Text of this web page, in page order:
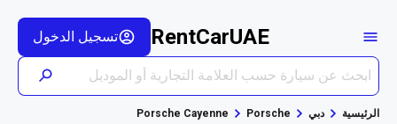
RentCarUAE تسجيل الدخول
الرئيسية دبي Porsche
Porsche Cayenne